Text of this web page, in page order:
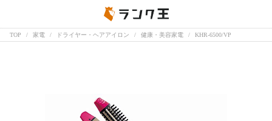
TOP 家電 ドライヤー・ヘアアイロン 健康・美容家電 KHR-6500/VP